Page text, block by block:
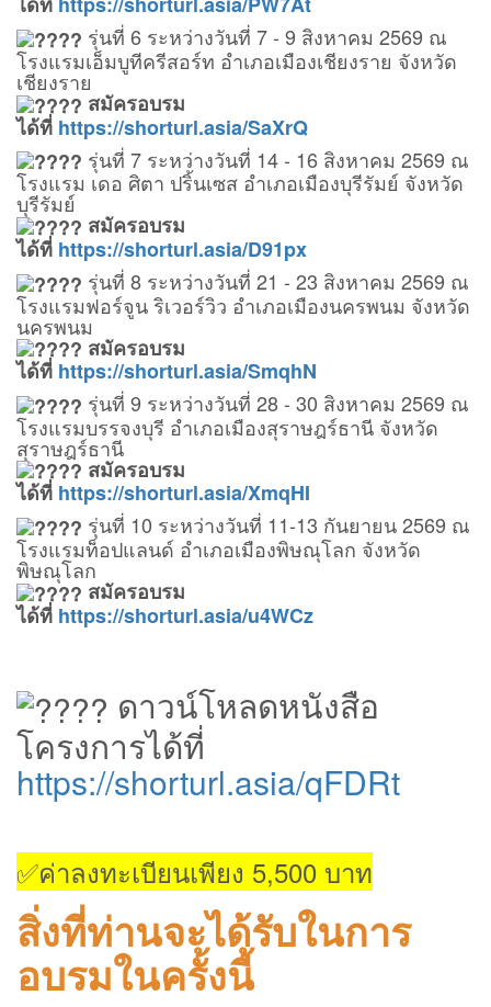
รุ่นที่ 6 ระหว่างวันที่ 7 - 9 สิงหาคม 2569 ณ
โรงแรมเอ็มบูทีครีสอร์ท อำเภอเมืองเชียงราย จังหวัด
เชียงราย
สมัครอบรม
ได้ที่ https://shorturl.asia/SaXrQ
รุ่นที่ 7 ระหว่างวันที่ 14 - 16 สิงหาคม 2569 ณ
โรงแรม เดอ ศิตา ปริ้นเซส อำเภอเมืองบุรีรัมย์ จังหวัด
บุรีรัมย์
สมัครอบรม
ได้ที่ https://shorturl.asia/D91px
รุ่นที่ 8 ระหว่างวันที่ 21 - 23 สิงหาคม 2569 ณ
โรงแรมฟอร์จูน ริเวอร์วิว อำเภอเมืองนครพนม จังหวัด
นครพนม
สมัครอบรม
ได้ที่ https://shorturl.asia/SmqhN
รุ่นที่ 9 ระหว่างวันที่ 28 - 30 สิงหาคม 2569 ณ
โรงแรมบรรจงบุรี อำเภอเมืองสุราษฎร์ธานี จังหวัด
สุราษฎร์ธานี
สมัครอบรม
ได้ที่ https://shorturl.asia/XmqHI
รุ่นที่ 10 ระหว่างวันที่ 11-13 กันยายน 2569 ณ
โรงแรมท็อปแลนด์ อำเภอเมืองพิษณุโลก จังหวัด
พิษณุโลก
สมัครอบรม
ได้ที่ https://shorturl.asia/u4WCz
ดาวน์โหลดหนังสือ
โครงการได้ที่
https://shorturl.asia/qFDRt
✅ค่าลงทะเบียนเพียง 5,500 บาท
สิ่งที่ท่านจะได้รับในการ
อบรมในครั้งนี้